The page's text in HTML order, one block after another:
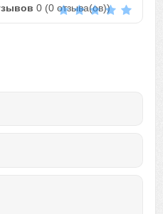
0 (0 отзыва(ов))